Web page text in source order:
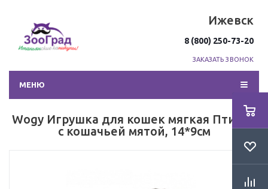
Ижевск
8 (800) 250-73-20
ЗАКАЗАТЬ ЗВОНОК
МЕНЮ
Wogy Игрушка для кошек мягкая Птичка
с кошачьей мятой, 14*9см